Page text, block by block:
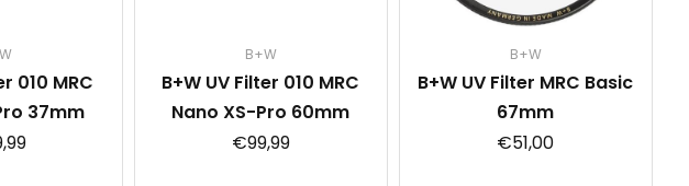
010 MRC
37mm
B+W
B+W UV Filter 010 MRC
Nano XS-Pro 60mm
€99,99
B+W
B+W UV Filter MRC Basic
67mm
€51,00